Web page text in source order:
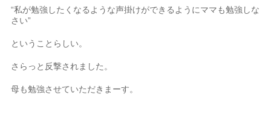
“私が勉強したくなるような声掛けができるようにママも勉強しな
さい”
ということらしい。
さらっと反撃されました。
母も勉強させていただきまーす。